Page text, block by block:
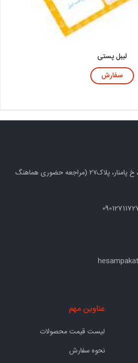
لیبل پستی
سفارش
تهران، خ 15 خرداد، خ پامنار، پلاک۲۷ (مراجعه حضوری هماهنگ
عناوین مهم
لیست قیمت محصولات
نحوه سفارش